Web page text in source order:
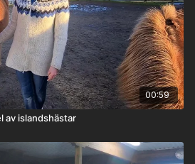
00:59
av islandshästar